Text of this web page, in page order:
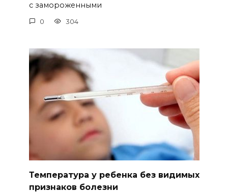
с замороженными
0 304
Температура у ребенка без видимых
признаков болезни